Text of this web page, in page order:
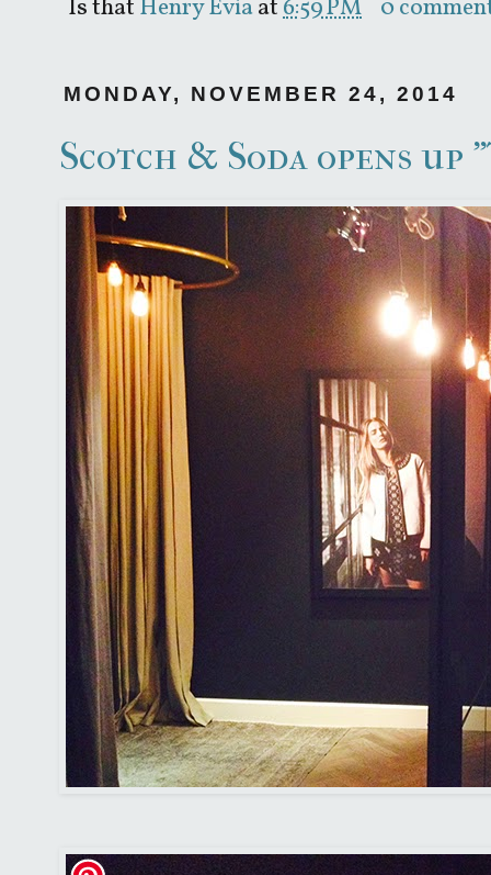
Is thatHenry Eviaat6:59 PM 0
MONDAY, NOVEMBER 24, 2014
Scotch & Soda opens up